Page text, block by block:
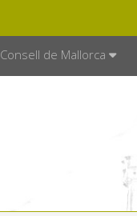
Consell de Mallorca